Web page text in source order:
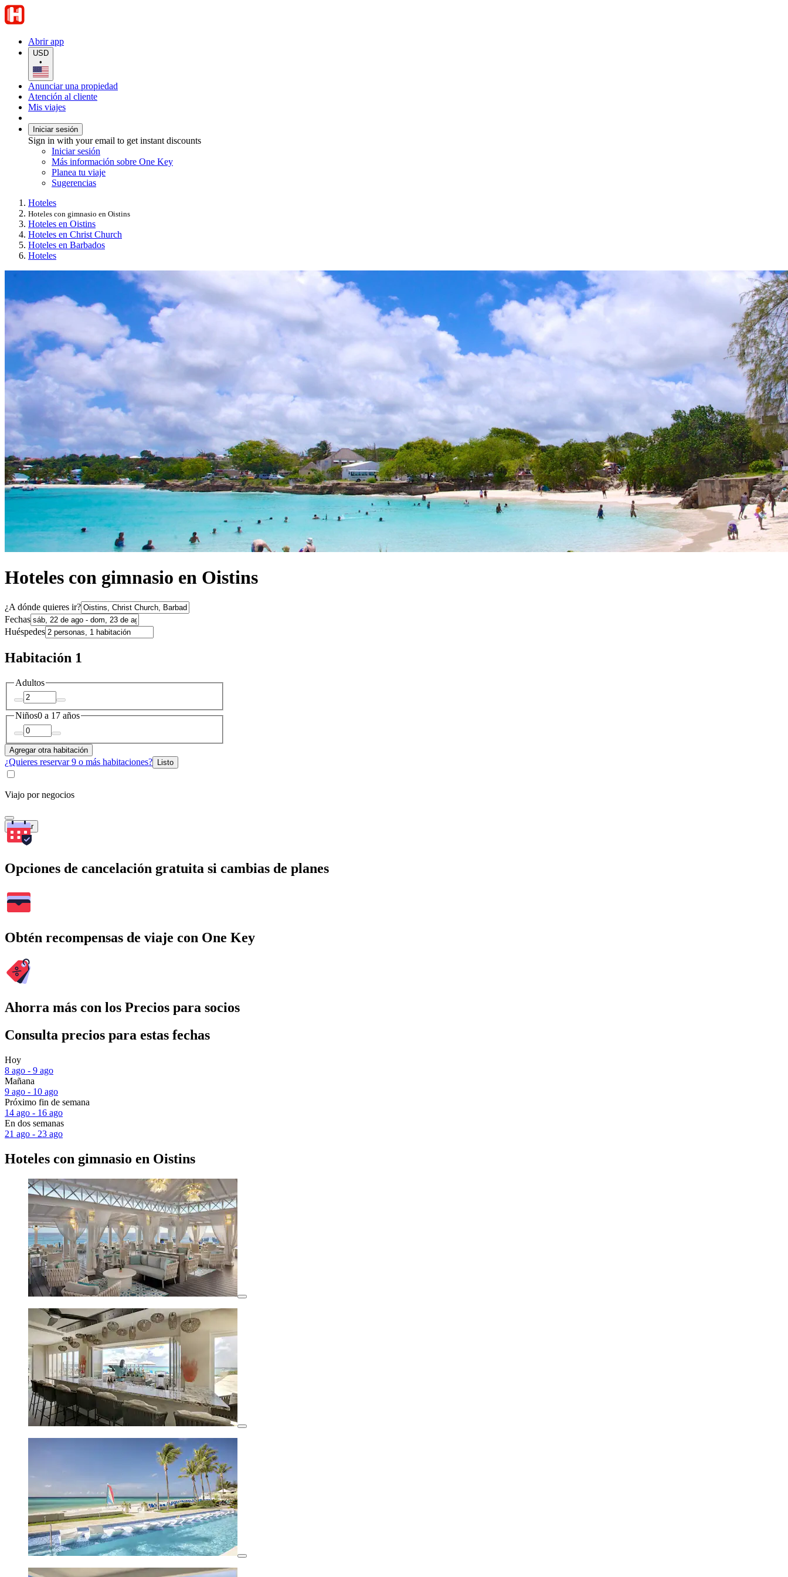
Abrir app
USD
•
Anunciar una propiedad
Atención al cliente
Mis viajes
Iniciar sesión
Sign in with your email to get instant discounts
Iniciar sesión
Más información sobre One Key
Planea tu viaje
Sugerencias
Hoteles
Hoteles con gimnasio en Oistins
Hoteles en Oistins
Hoteles en Christ Church
Hoteles en Barbados
Hoteles
Hoteles con gimnasio en Oistins
¿A dónde quieres ir?
Fechas
Huéspedes
Habitación 1
Adultos
Niños0 a 17 años
Agregar otra habitación
¿Quieres reservar 9 o más habitaciones? Listo
Viajo por negocios
Buscar
Opciones de cancelación gratuita si cambias de planes
Obtén recompensas de viaje con One Key
Ahorra más con los Precios para socios
Consulta precios para estas fechas
Hoy
8 ago - 9 ago
Mañana
9 ago - 10 ago
Próximo fin de semana
14 ago - 16 ago
En dos semanas
21 ago - 23 ago
Hoteles con gimnasio en Oistins